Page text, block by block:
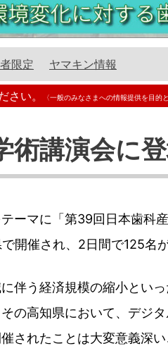
限定 ヤマキン情報
さい。 〈一般のみなさまへの情報提供を目的
術講演会に
ーマに「第39回日本歯科
開催され、2日間で125名が
伴う経済規模の縮小とい
の高知県において、デジ
されたことは大変意義深い